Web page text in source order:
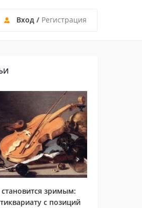
Вход / Регистрация
зримым:
с позиций